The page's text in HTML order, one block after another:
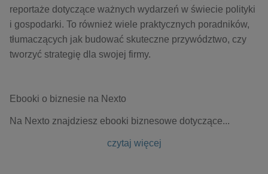
reportaże dotyczące ważnych wydarzeń w świecie polityki
i gospodarki. To również wiele praktycznych poradników,
tłumaczących jak budować skuteczne przywództwo, czy
tworzyć strategię dla swojej firmy.
Ebooki o biznesie na Nexto
Na Nexto znajdziesz ebooki biznesowe dotyczące...
czytaj więcej